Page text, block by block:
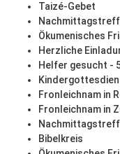
Taizé-Gebet
Ökumenisches
Herzliche
Helfer gesucht -
Fronleichnam in
Fronleichnam in
Bibelkreis